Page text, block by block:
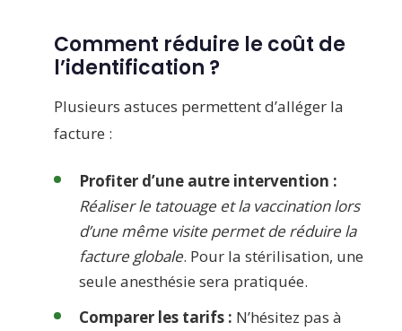
Comment réduire le coût de
l’identification ?
Plusieurs astuces permettent d’alléger la
facture :
Profiter d’une autre intervention :
Réaliser le tatouage et la vaccination lors
d’une même visite permet de réduire la
facture globale. Pour la stérilisation, une
seule anesthésie sera pratiquée.
Comparer les tarifs : N’hésitez pas à